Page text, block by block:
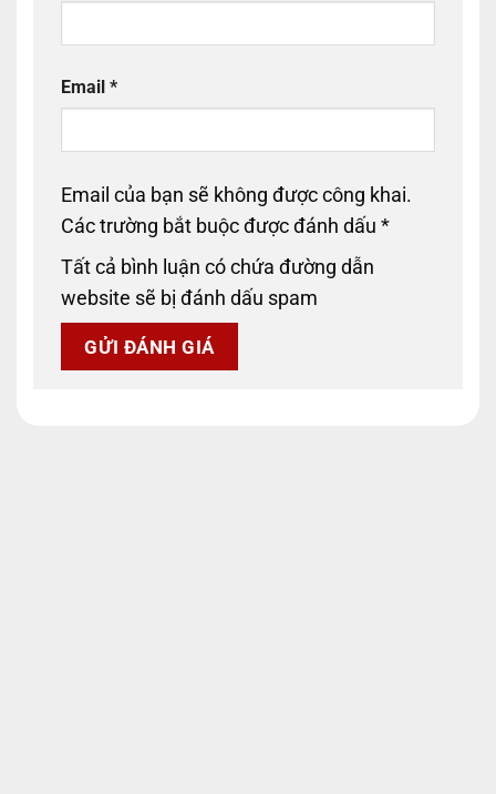
Email *
Email của bạn sẽ không được công khai.
Các trường bắt buộc được đánh dấu *
Tất cả bình luận có chứa đường dẫn
website sẽ bị đánh dấu spam